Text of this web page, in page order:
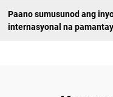
Paano sumusunod ang
internasyonal na